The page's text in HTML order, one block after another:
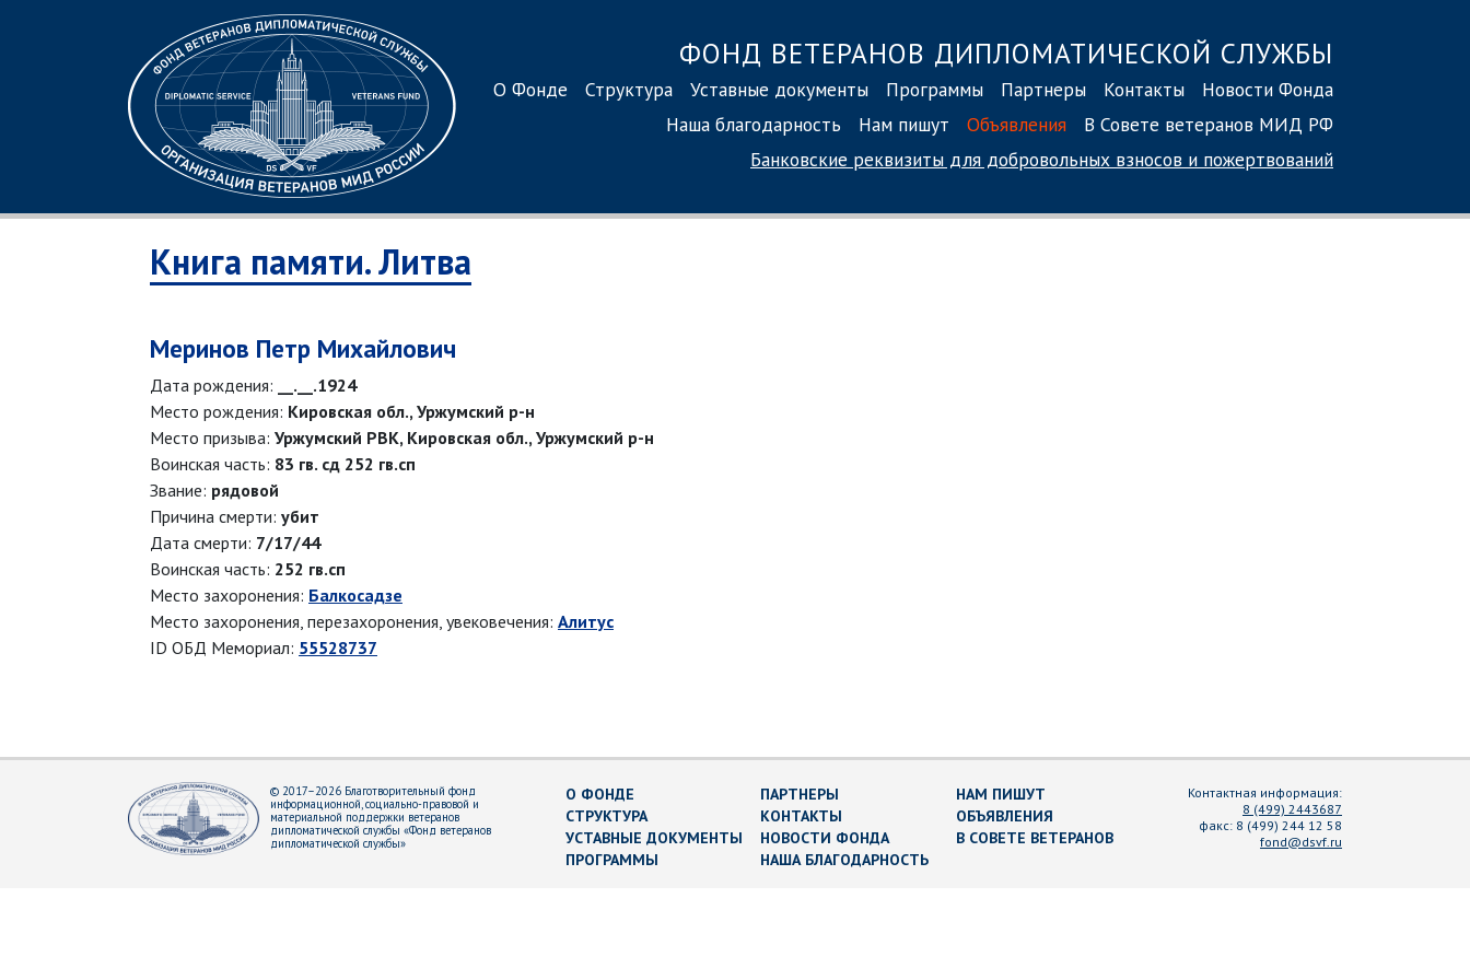
ФОНД ВЕТЕРАНОВ ДИПЛОМАТИЧЕСКОЙ СЛУЖБЫ
О Фонде Структура Уставные документы Программы Партнеры Контакты
Новости Фонда
Наша благодарность
Нам пишут Объявления
В Совете ветеранов МИД РФ
Банковские реквизиты для добровольных взносов и пожертвований
Книга памяти. Литва
Меринов Петр Михайлович
Дата рождения:
__.__.1924
Место рождения: Кировская обл., Уржумский р-н
Место призыва: Уржумский РВК, Кировская обл., Уржумский р-н
Воинская часть: 83 гв. сд 252 гв.сп
Звание: рядовой
Причина смерти: убит
Дата смерти: 7/17/44
Воинская часть: 252 гв.сп
Место захоронения: Балкосадзе
Место захоронения, перезахоронения, увековечения: Алитус
ID ОБД Мемориал: 55528737
© 2017–2026 Благотворительный фонд
информационной, социально-правовой и
материальной поддержки ветеранов
дипломатической службы «Фонд ветеранов
дипломатической службы»
О ФОНДЕ
СТРУКТУРА
УСТАВНЫЕ ДОКУМЕНТЫ
ПРОГРАММЫ
ПАРТНЕРЫ
КОНТАКТЫ
НОВОСТИ ФОНДА
НАША БЛАГОДАРНОСТЬ
НАМ ПИШУТ
ОБЪЯВЛЕНИЯ
В СОВЕТЕ ВЕТЕРАНОВ
Контактная информация:
8 (499) 2443687
факс: 8 (499) 244 12 58
fond@dsvf.ru